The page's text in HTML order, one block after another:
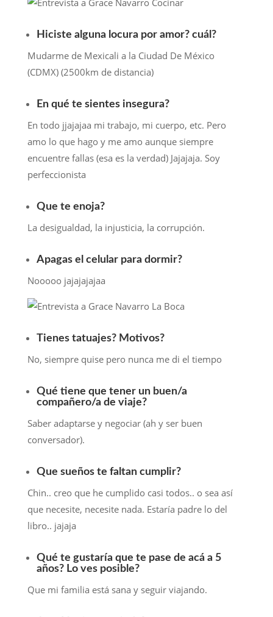
Hiciste alguna locura por amor? cuál?
Mudarme de Mexicali a la Ciudad De México
(CDMX) (2500km de distancia)
En qué te sientes insegura?
En todo jjajajaa mi trabajo, mi cuerpo, etc. Pero
amo lo que hago y me amo aunque siempre
encuentre fallas (esa es la verdad) Jajajaja. Soy
perfeccionista
Que te enoja?
La desigualdad, la injusticia, la corrupción.
Apagas el celular para dormir?
Nooooo jajajajajaa
Tienes tatuajes? Motivos?
No, siempre quise pero nunca me di el tiempo
Qué tiene que tener un buen/a
compañero/a de viaje?
Saber adaptarse y negociar (ah y ser buen
conversador).
Que sueños te faltan cumplir?
Chin.. creo que he cumplido casi todos.. o sea así
que necesite, necesite nada. Estaría padre lo del
libro.. jajaja
Qué te gustaría que te pase de acá a 5
años? Lo ves posible?
Que mi familia está sana y seguir viajando.